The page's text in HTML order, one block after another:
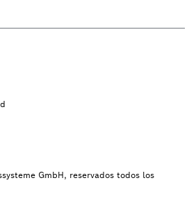
GmbH, reservados todos los